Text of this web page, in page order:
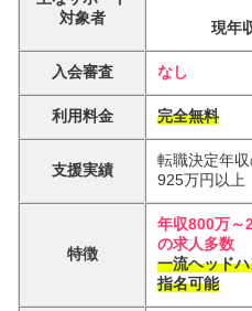
対象者
現年
入会審査 なし
利用料金 完全無料
支援実績
転職決定年
925万円以上
特徴
年収800万～
の求人多数
一流ヘッド
指名可能